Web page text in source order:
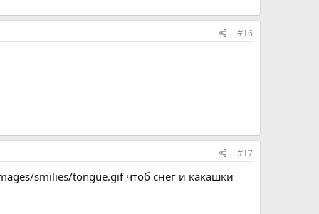
#16
#17
smilies/tongue.gif чтоб снег и какашки